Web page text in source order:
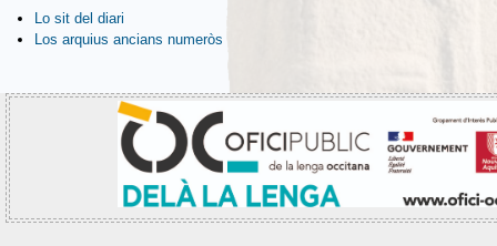
Lo sit del diari
Los arquius ancians numeròs